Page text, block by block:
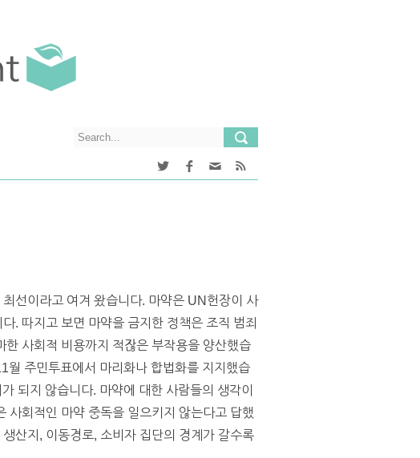
선이라고 여겨 왔습니다. 마약은 UN헌장이 사
. 따지고 보면 마약을 금지한 정책은 조직 범죄
사회적 비용까지 적잖은 부작용을 양산했습
월 주민투표에서 마리화나 합법화를 지지했습
되지 않습니다. 마약에 대한 사람들의 생각이
사회적인 마약 중독을 일으키지 않는다고 답했
산지, 이동경로, 소비자 집단의 경계가 갈수록